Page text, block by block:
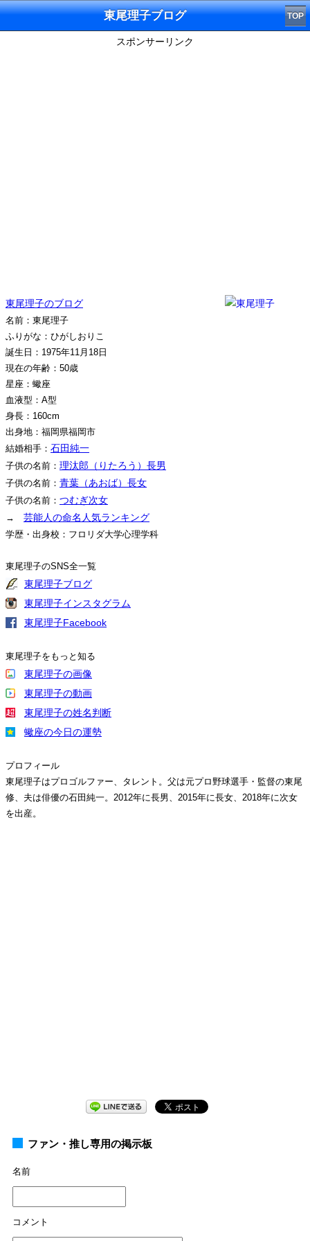
東尾理子ブログ TOP
スポンサーリンク
東尾理子のブログ
名前：東尾理子
ふりがな：ひがしおりこ
誕生日：1975年11月18日
現在の年齢：50歳
星座：蠍座
血液型：A型
身長：160cm
出身地：福岡県福岡市
結婚相手： 石田純一
子供の名前： 理汰郎（りたろう）長男
子供の名前： 青葉（あおば）長女
子供の名前： つむぎ次女
→ 芸能人の命名人気ランキング
学歴・出身校：フロリダ大学心理学科
東尾理子のSNS全一覧
東尾理子ブログ
東尾理子インスタグラム
東尾理子Facebook
東尾理子をもっと知る
東尾理子の画像
東尾理子の動画
東尾理子の姓名判断
蠍座の今日の運勢
プロフィール
東尾理子はプロゴルファー、タレント。父は元プロ野球選手・監督の東尾
修、夫は俳優の石田純一。2012年に長男、2015年に長女、2018年に次女
を出産。
ファン・推し専用の掲示板
名前
コメント